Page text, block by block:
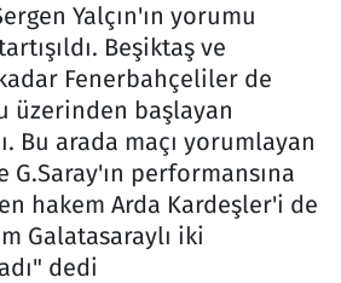
Yalçın'ın yorumu
Beşiktaş ve
Fenerbahçeliler de
üzerinden başlayan
Bu arada maçı yorumlayan
G.Saray'ın performansına
hakem Arda Kardeşler'i de
Galatasaraylı iki
dedi